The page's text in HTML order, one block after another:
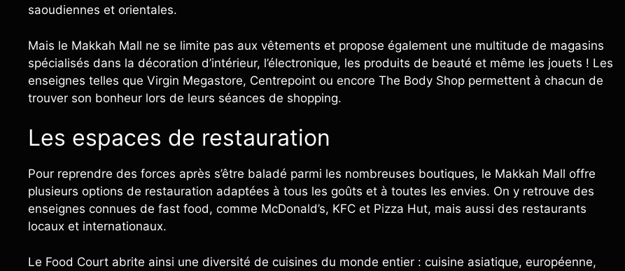
saoudiennes et orientales.
Mais le Makkah Mall ne se limite pas aux vêtements et propose également une multitude de magasins
spécialisés dans la décoration d’intérieur, l’électronique, les produits de beauté et même les jouets ! Les
enseignes telles que Virgin Megastore, Centrepoint ou encore The Body Shop permettent à chacun de
trouver son bonheur lors de leurs séances de shopping.
Les espaces de restauration
Pour reprendre des forces après s’être baladé parmi les nombreuses boutiques, le Makkah Mall offre
plusieurs options de restauration adaptées à tous les goûts et à toutes les envies. On y retrouve des
enseignes connues de fast food, comme McDonald’s, KFC et Pizza Hut, mais aussi des restaurants
locaux et internationaux.
Le Food Court abrite ainsi une diversité de cuisines du monde entier : cuisine asiatique, européenne,